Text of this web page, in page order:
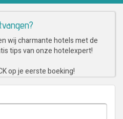
wij charmante hotels met de
tips van onze hotelexpert!
op je eerste boeking!